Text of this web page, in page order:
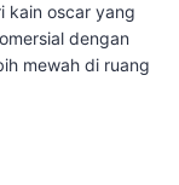
kain oscar yang
dengan
mewah di ruang